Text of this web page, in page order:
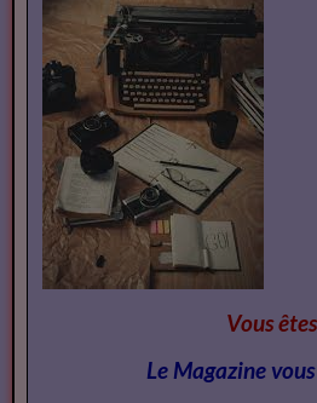
Vous êtes
Le Magazine